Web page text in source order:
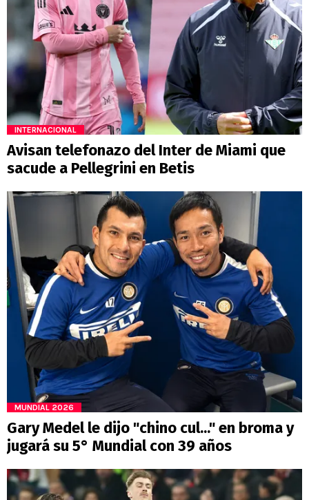
INTERNACIONAL
Avisan telefonazo del Inter de Miami que
sacude a Pellegrini en Betis
MUNDIAL 2026
Gary Medel le dijo "chino cul..." en broma y
jugará su 5° Mundial con 39 años